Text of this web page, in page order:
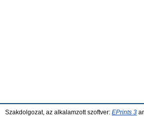
Szakdolgozat, az alkalamzott szoftver: EPrints 3